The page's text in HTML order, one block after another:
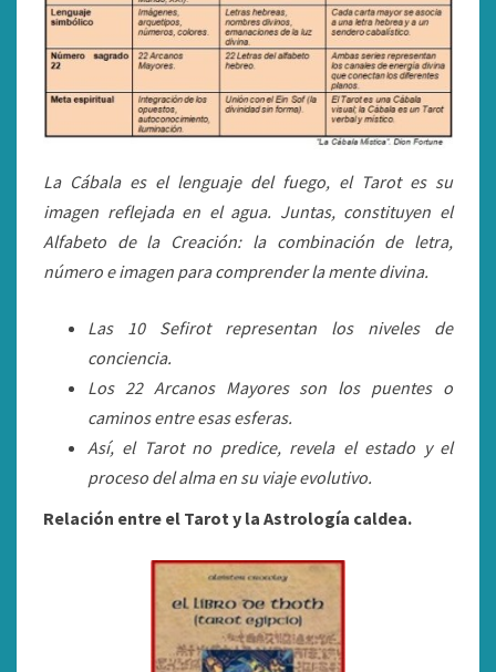
LaCábala es el lenguaje del fuego, el Tarot es su
imagen reflejada en el agua. Juntas, constituyen el
Alfabeto de la Creación: la combinación de letra,
número e imagen para comprender la mente divina.
Las 10 Sefirot representan los niveles de
conciencia.
Los 22 Arcanos Mayores son los puentes o
caminos entre esas esferas.
Así, el Tarot no predice, revela el estado y el
proceso del alma en su viaje evolutivo.
Relación entre el Tarot y la Astrología caldea.